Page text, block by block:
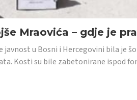
Mraovića – gdje je
javnost u Bosni i Hercegovini bila je
Kosti su bile zabetonirane ispod